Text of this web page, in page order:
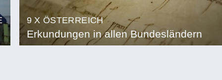
9 X ÖSTERREICH
Erkundungen in allen Bundesländern